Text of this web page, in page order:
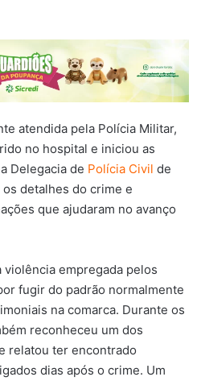
atendida pela Polícia Militar,
no hospital e iniciou as
Delegacia de Polícia Civil de
detalhes do crime e
que ajudaram no avanço
empregada pelos
fugir do padrão normalmente
na comarca. Durante os
reconheceu um dos
relatou ter encontrado
dias após o crime. Um